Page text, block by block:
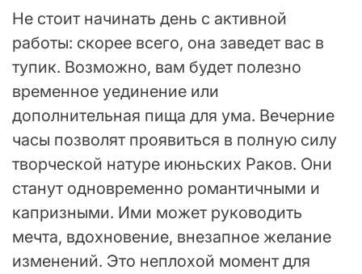
Не стоит начинать день с активной
работы: скорее всего, она заведет вас в
тупик. Возможно, вам будет полезно
временное уединение или
дополнительная пища для ума. Вечерние
часы позволят проявиться в полную силу
творческой натуре июньских Раков. Они
станут одновременно романтичными и
капризными. Ими может руководить
мечта, вдохновение, внезапное желание
изменений. Это неплохой момент для